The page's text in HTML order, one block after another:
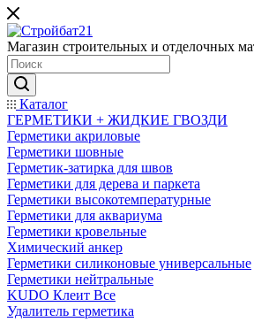
Магазин строительных и отделочных
Каталог
ГЕРМЕТИКИ + ЖИДКИЕ ГВОЗДИ
Герметики акриловые
Герметики шовные
Герметик-затирка для швов
Герметики для дерева и паркета
Герметики высокотемпературные
Герметики для аквариума
Герметики кровельные
Химический анкер
Герметики силиконовые универсальные
Герметики нейтральные
KUDO Клеит Все
Удалитель герметика